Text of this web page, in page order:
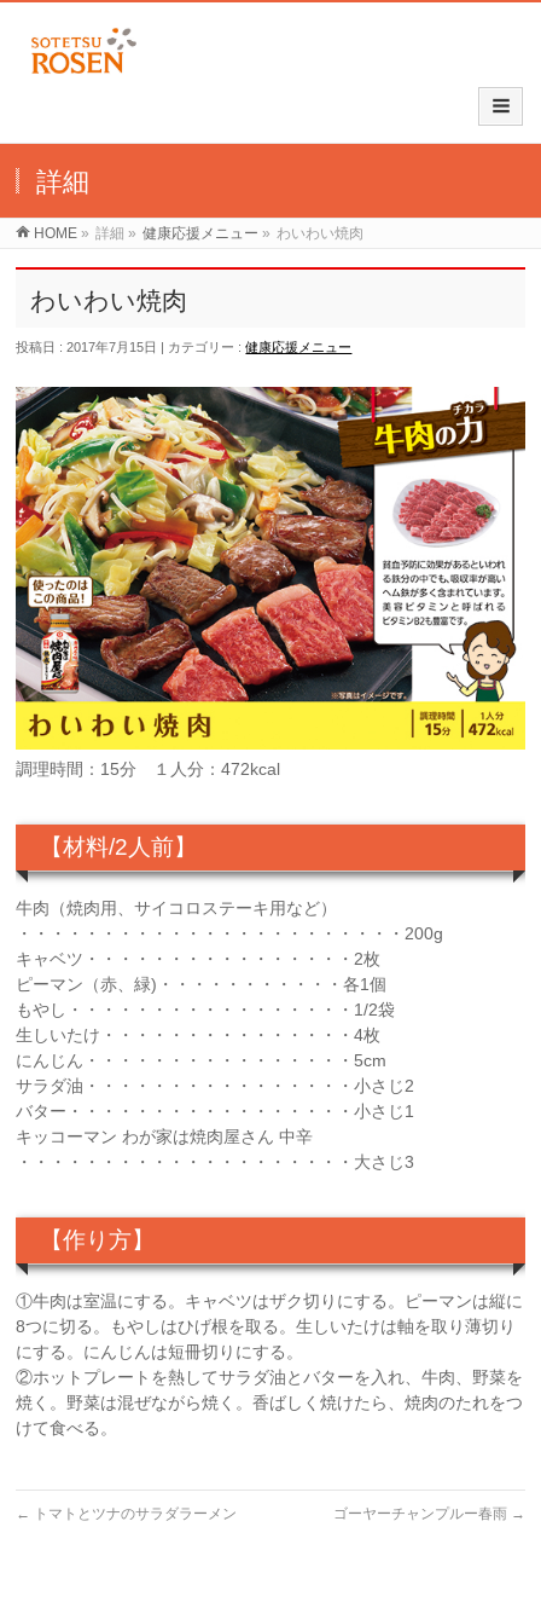
詳細
HOME » 詳細 » 健康応援メニュー » わいわい焼肉
わいわい焼肉
投稿日 : 2017年7月15日 カテゴリー :健康応援メニュー
調理時間：15分 １人分：472kcal
【材料/2人前】
牛肉（焼肉用、サイコロステーキ用など）
・・・・・・・・・・・・・・・・・・・・・・・200g
キャベツ・・・・・・・・・・・・・・・・2枚
ピーマン（赤、緑)・・・・・・・・・・・各1個
もやし・・・・・・・・・・・・・・・・・1/2袋
生しいたけ・・・・・・・・・・・・・・・4枚
にんじん・・・・・・・・・・・・・・・・5cm
サラダ油・・・・・・・・・・・・・・・・小さじ2
バター・・・・・・・・・・・・・・・・・小さじ1
キッコーマン わが家は焼肉屋さん 中辛
・・・・・・・・・・・・・・・・・・・・大さじ3
【作り方】
①牛肉は室温にする。キャベツはザク切りにする。ピーマンは縦に
8つに切る。もやしはひげ根を取る。生しいたけは軸を取り薄切り
にする。にんじんは短冊切りにする。
②ホットプレートを熱してサラダ油とバターを入れ、牛肉、野菜を
焼く。野菜は混ぜながら焼く。香ばしく焼けたら、焼肉のたれをつ
けて食べる。
← トマトとツナのサラダラーメン ゴーヤーチャンプルー春雨 →